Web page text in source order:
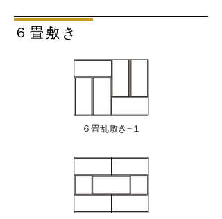
６畳敷き
６畳乱敷き−１